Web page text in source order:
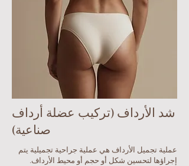
شد الأرداف (تركيب عضلة أرداف
صناعية)
عملية تجميل الأرداف هي عملية جراحية تجميلية يتم
إجراؤها لتحسين شكل أو حجم أو محيط الأرداف.